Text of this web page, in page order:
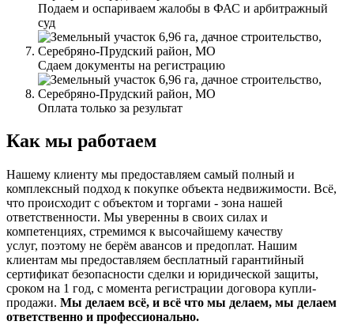
Подаем и оспариваем жалобы в ФАС и арбитражный
суд
Сдаем документы на регистрацию
Оплата только за результат
Как мы работаем
Нашему клиенту мы предоставляем самый полный и
комплексный подход к покупке объекта недвижимости. Всё,
что происходит с объектом и торгами - зона нашей
ответственности. Мы уверенны в своих силах и
компетенциях, стремимся к высочайшему качеству
услуг, поэтому не берём авансов и предоплат. Нашим
клиентам мы предоставляем бесплатный гарантийный
сертификат безопасности сделки и юридической защиты,
сроком на 1 год, с момента регистрации договора купли-
продажи. Мы делаем всё, и всё что мы делаем, мы делаем
ответственно и профессионально.